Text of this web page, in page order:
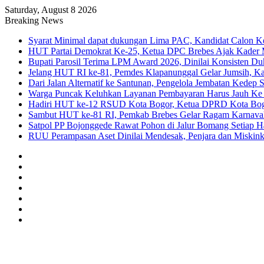
Saturday, August 8 2026
Breaking News
Syarat Minimal dapat dukungan Lima PAC, Kandidat Calon
HUT Partai Demokrat Ke-25, Ketua DPC Brebes Ajak
Bupati Parosil Terima LPM Award 2026, Dinilai Konsisten
Jelang HUT RI ke-81, Pemdes Klapanunggal Gelar Jumsih,
Dari Jalan Alternatif ke Santunan, Pengelola Jembatan Kedep
Warga Puncak Keluhkan Layanan Pembayaran Harus Jauh
Hadiri HUT ke-12 RSUD Kota Bogor, Ketua DPRD Kota
Sambut HUT ke-81 RI, Pemkab Brebes Gelar Ragam
Satpol PP Bojonggede Rawat Pohon di Jalur Bomang Setiap
RUU Perampasan Aset Dinilai Mendesak, Penjara dan